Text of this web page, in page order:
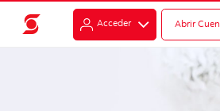
Acceder Abrir